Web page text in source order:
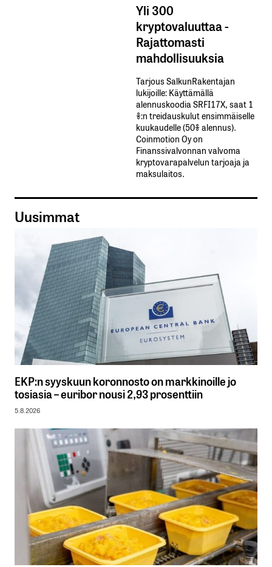
Yli 300
kryptovaluuttaa -
Rajattomasti
mahdollisuuksia
Tarjous SalkunRakentajan
lukijoille: Käyttämällä​ ​
alennuskoodia​ ​SRFI17X,​ ​saat​ ​1
%:n treidauskulut​ ​ensimmäiselle​ ​
kuukaudelle​ ​(50%​ ​alennus).
Coinmotion Oy on
Finanssivalvonnan valvoma
kryptovarapalvelun tarjoaja ja
maksulaitos.
Uusimmat
EKP:n syyskuun koronnosto on markkinoille jo
tosiasia – euribor nousi 2,93 prosenttiin
5.8.2026